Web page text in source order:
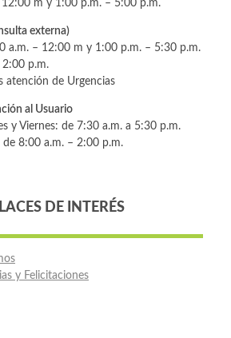
12:00 m y 1:00 p.m. – 5:00 p.m.
externa)
a.m. – 12:00 m y 1:00 p.m. – 5:30 p.m.
2:00 p.m.
atención de Urgencias
al Usuario
y Viernes: de 7:30 a.m. a 5:30 p.m.
de 8:00 a.m. – 2:00 p.m.
DE INTERÉS
y Felicitaciones